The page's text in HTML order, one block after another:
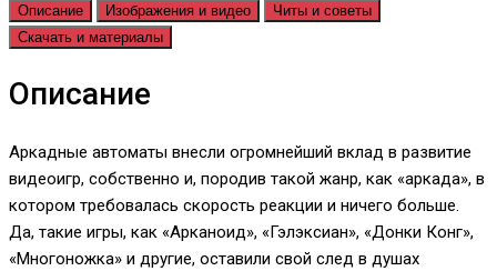
Описание Изображения и видео
Читы и советы
Скачать и материалы
Описание
Аркадные автоматы внесли огромнейший вклад в развитие
видеоигр, собственно и, породив такой жанр, как «аркада», в
котором требовалась скорость реакции и ничего больше.
Да, такие игры, как «Арканоид», «Гэлэксиан», «Донки Конг»,
«Многоножка» и другие, оставили свой след в душах